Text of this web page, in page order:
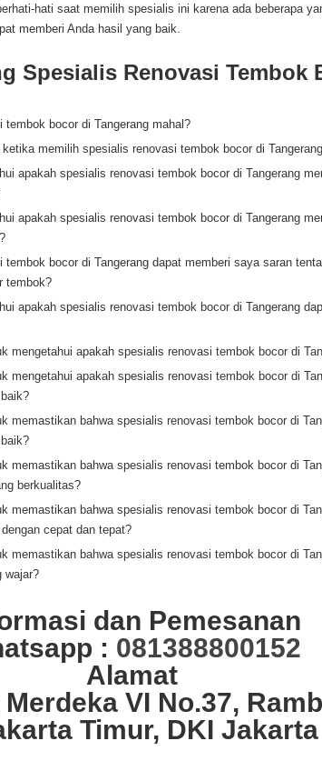
hati saat memilih spesialis ini karena ada beberapa
memberi Anda hasil yang baik.
Spesialis Renovasi Tembok
bocor di Tangerang mahal?
memilih spesialis renovasi tembok bocor di
apakah spesialis renovasi tembok bocor di Tangerang
apakah spesialis renovasi tembok bocor di Tangerang
bocor di Tangerang dapat memberi saya saran
tembok?
apakah spesialis renovasi tembok bocor di Tangerang
mengetahui apakah spesialis renovasi tembok bocor di
mengetahui apakah spesialis renovasi tembok bocor di
memastikan bahwa spesialis renovasi tembok bocor di
memastikan bahwa spesialis renovasi tembok bocor di
berkualitas?
memastikan bahwa spesialis renovasi tembok bocor di
cepat dan tepat?
memastikan bahwa spesialis renovasi tembok bocor di
wajar?
dan Pemesanan
: 081388800152
Alamat
VI No.37,
Timur, DKI Jakarta